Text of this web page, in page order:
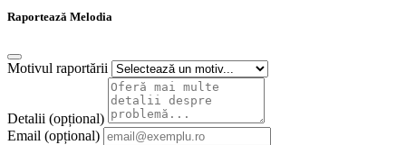
Raportează Melodia
Motivul raportării
Detalii (opțional)
Email (opțional)